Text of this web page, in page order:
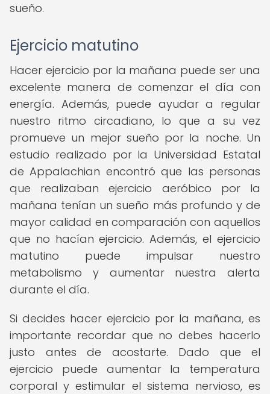
sueño.
Ejercicio matutino
Hacer ejercicio por la mañana puede ser una
excelente manera de comenzar el día con
energía. Además, puede ayudar a regular
nuestro ritmo circadiano, lo que a su vez
promueve un mejor sueño por la noche. Un
estudio realizado por la Universidad Estatal
de Appalachian encontró que las personas
que realizaban ejercicio aeróbico por la
mañana tenían un sueño más profundo y de
mayor calidad en comparación con aquellos
que no hacían ejercicio. Además, el ejercicio
matutino puede impulsar nuestro
metabolismo y aumentar nuestra alerta
durante el día.
Si decides hacer ejercicio por la mañana, es
importante recordar que no debes hacerlo
justo antes de acostarte. Dado que el
ejercicio puede aumentar la temperatura
corporal y estimular el sistema nervioso, es